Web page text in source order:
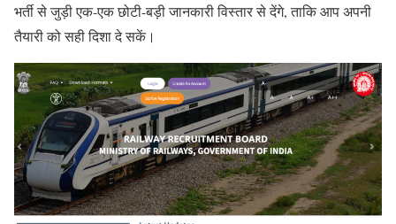
भर्ती से जुड़ी एक-एक छोटी-बड़ी जानकारी विस्तार से देंगे, ताकि आप अपनी
तैयारी को सही दिशा दे सकें।